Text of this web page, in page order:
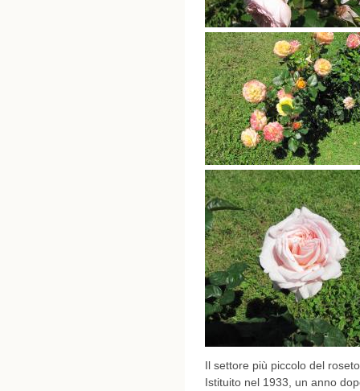
Il settore più piccolo del
Istituito nel 1933, un anno